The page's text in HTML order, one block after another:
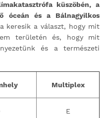
küszöbén, a
óceán és a Bálnagyilkos
keresik a választ, hogy mit
területén és, hogy mit
és a természeti
Multiplex
E